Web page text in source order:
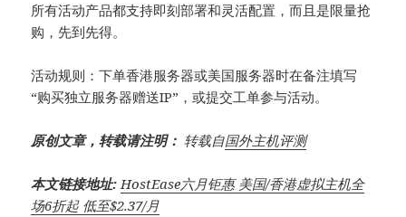
所有活动产品都支持即刻部署和灵活配置，而且是限量抢
购，先到先得。
活动规则：下单香港服务器或美国服务器时在备注填写
“购买独立服务器赠送IP”，或提交工单参与活动。
原创文章，转载请注明： 转载自国外主机评测
本文链接地址: HostEase六月钜惠 美国/香港虚拟主机全
场6折起 低至$2.37/月